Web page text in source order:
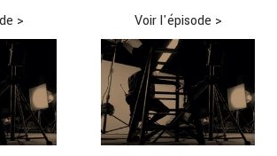
> Voir l'épisode >